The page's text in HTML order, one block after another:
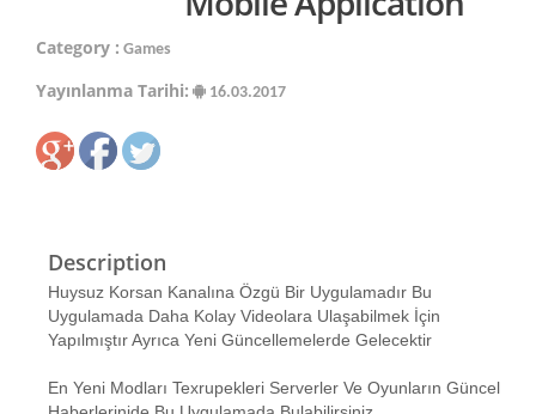
Category : Games
Yayınlanma Tarihi: 16.03.2017
Description
Huysuz Korsan Kanalına Özgü Bir Uygulamadır Bu
Uygulamada Daha Kolay Videolara Ulaşabilmek İçin
Yapılmıştır Ayrıca Yeni Güncellemelerde Gelecektir
En Yeni Modları Texrupekleri Serverler Ve Oyunların Güncel